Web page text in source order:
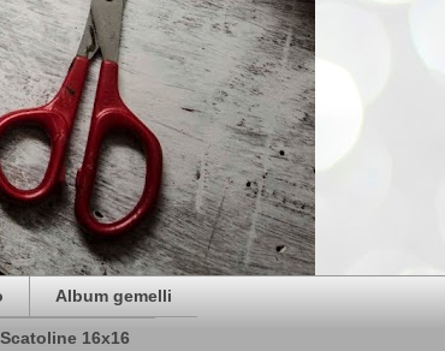
Album gemelli
Scatoline 16x16